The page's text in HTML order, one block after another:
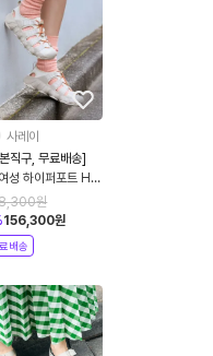
사레이
직구, 무료배송]
성 하이퍼포트 H2
여름 신발 아쿠아
버치 플라자 토프
원
156,300원
배송